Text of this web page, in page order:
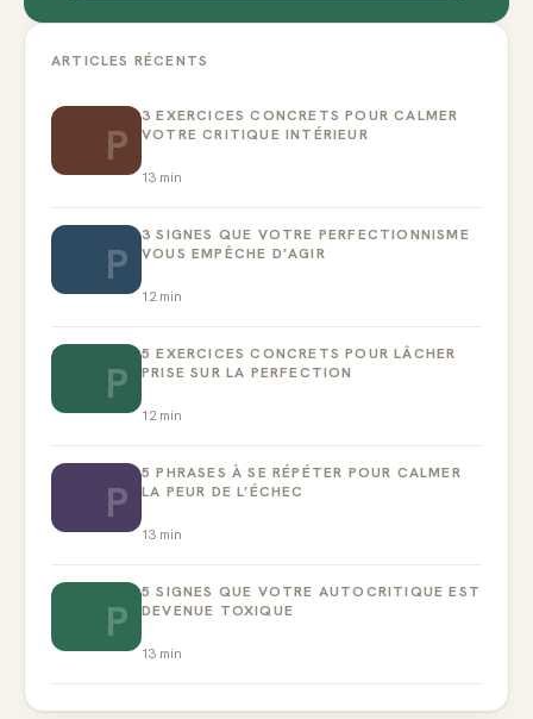
ARTICLES RÉCENTS
P
3 EXERCICES CONCRETS POUR CALMER
VOTRE CRITIQUE INTÉRIEUR
13 min
P
3 SIGNES QUE VOTRE PERFECTIONNISME
VOUS EMPÊCHE D’AGIR
12min
P
5 EXERCICES CONCRETS POUR LÂCHER
PRISE SUR LA PERFECTION
12min
P
5 PHRASES À SE RÉPÉTER POUR CALMER
LA PEUR DE L’ÉCHEC
13 min
P
5 SIGNES QUE VOTRE AUTOCRITIQUE EST
DEVENUE TOXIQUE
13 min